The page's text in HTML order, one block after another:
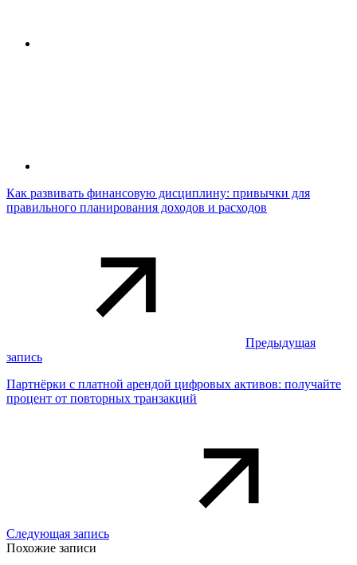
Как развивать финансовую дисциплину: привычки для
правильного планирования доходов и расходов
Предыдущая
запись
Партнёрки с платной арендой цифровых активов: получайте
процент от повторных транзакций
Следующая запись
Похожие записи